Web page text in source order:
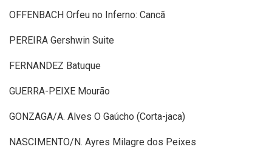
OFFENBACH Orfeu no Inferno: Cancã
PEREIRA Gershwin Suite
FERNANDEZ Batuque
GUERRA-PEIXE Mourão
GONZAGA/A. Alves O Gaúcho (Corta-jaca)
NASCIMENTO/N. Ayres Milagre dos Peixes